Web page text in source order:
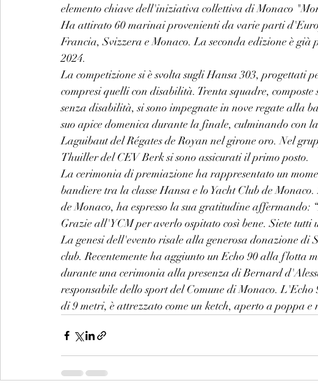
elemento chiave dell'iniziativa collettiva di Monaco
Ha attirato 60 marinai provenienti da varie parti
Francia, Svizzera e Monaco. La seconda edizione è già
2024.
La competizione si è svolta sugli Hansa 303, progettati
compresi quelli con disabilità. Trenta squadre,
senza disabilità, si sono impegnate in nove regate alla
suo apice domenica durante la finale, culminando con
Laguibaut del Régates de Royan nel girone oro. Nel
Thuiller del CEV Berk si sono assicurati il primo posto.
La cerimonia di premiazione ha rappresentato un
bandiere tra la classe Hansa e lo Yacht Club de
de Monaco, ha espresso la sua gratitudine affermando:
Grazie all'YCM per averlo ospitato così bene. Siete tutti
La genesi dell'evento risale alla generosa donazione di
club. Recentemente ha aggiunto un Echo 90 alla flotta
durante una cerimonia alla presenza di Bernard
responsabile dello sport del Comune di Monaco.
di 9 metri, è attrezzato come un ketch, aperto a poppa